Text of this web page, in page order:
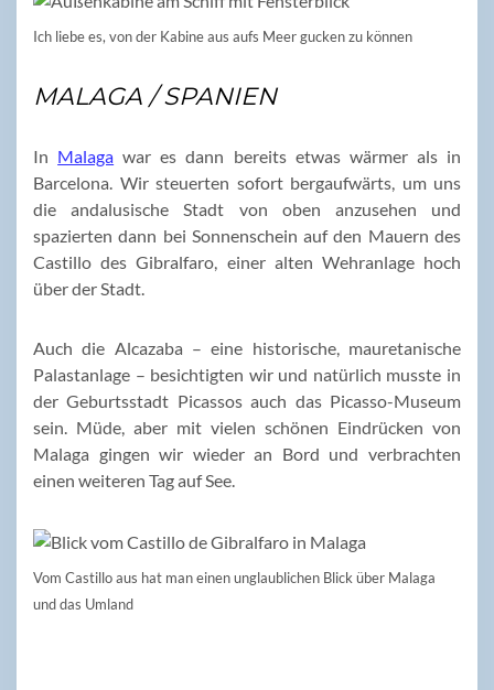
Ich liebe es, von der Kabine aus aufs Meer gucken zu können
MALAGA / SPANIEN
In Malaga war es dann bereits etwas wärmer als in
Barcelona. Wir steuerten sofort bergaufwärts, um uns
die andalusische Stadt von oben anzusehen und
spazierten dann bei Sonnenschein auf den Mauern des
Castillo des Gibralfaro, einer alten Wehranlage hoch
über der Stadt.
Auch die Alcazaba – eine historische, mauretanische
Palastanlage – besichtigten wir und natürlich musste in
der Geburtsstadt Picassos auch das Picasso-Museum
sein. Müde, aber mit vielen schönen Eindrücken von
Malaga gingen wir wieder an Bord und verbrachten
einen weiteren Tag auf See.
Vom Castillo aus hat man einen unglaublichen Blick über Malaga
und das Umland